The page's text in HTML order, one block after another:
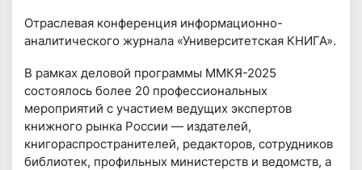
Отраслевая конференция информационно-
аналитического журнала «Университетская КНИГА».
В рамках деловой программы ММКЯ-2025
состоялось более 20 профессиональных
мероприятий с участием ведущих экспертов
книжного рынка России — издателей,
книгораспространителей, редакторов, сотрудников
библиотек, профильных министерств и ведомств, а